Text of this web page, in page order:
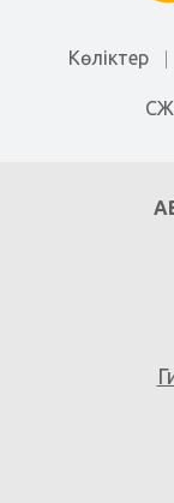
Көліктер